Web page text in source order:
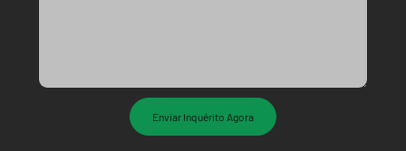
Enviar Inquérito Agora